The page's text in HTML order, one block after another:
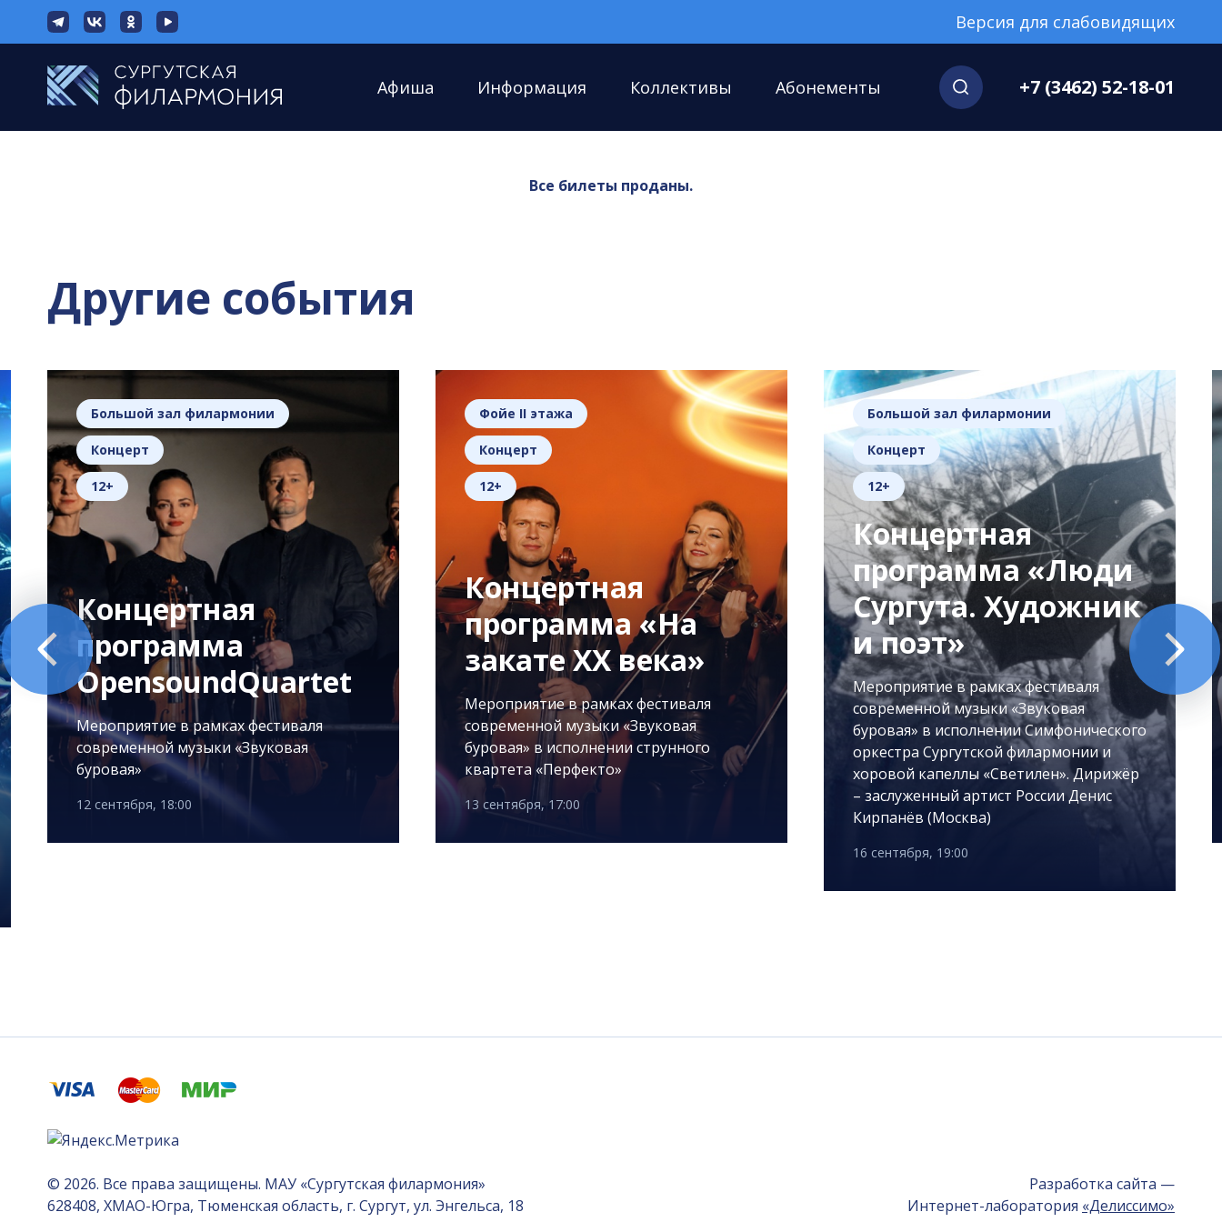
Версия для слабовидящих
Афиша Информация Коллективы Абонементы +7 (3462) 52-18-01
Все билеты проданы.
Другие события
Большой зал филармонии
Концерт
12+
Концертная
программа
OpensoundQuartet
Мероприятие в рамках фестиваля
современной музыки «Звуковая
буровая»
12 сентября, 18:00
Фойе II этажа
Концерт
12+
Концертная
программа «На
закате XX века»
Мероприятие в рамках фестиваля
современной музыки «Звуковая
буровая» в исполнении струнного
квартета «Перфекто»
13 сентября, 17:00
Большой зал филармонии
Концерт
12+
Концертная
программа «Люди
Сургута. Художник
и поэт»
Мероприятие в рамках фестиваля
современной музыки «Звуковая
буровая» в исполнении Симфонического
оркестра Сургутской филармонии и
хоровой капеллы «Светилен». Дирижёр
– заслуженный артист России Денис
Кирпанёв (Москва)
16 сентября, 19:00
© 2026. Все права защищены. МАУ «Сургутская филармония»
628408, ХМАО-Югра, Тюменская область, г. Сургут, ул. Энгельса, 18
Разработка сайта —
Интернет-лаборатория «Делиссимо»